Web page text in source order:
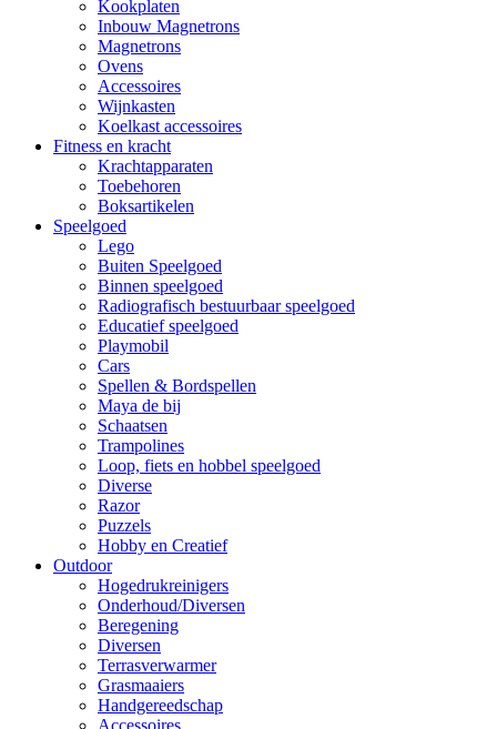
Kookplaten
Inbouw Magnetrons
Magnetrons
Ovens
Accessoires
Wijnkasten
Koelkast accessoires
Fitness en kracht
Krachtapparaten
Toebehoren
Boksartikelen
Speelgoed
Lego
Buiten Speelgoed
Binnen speelgoed
Radiografisch bestuurbaar speelgoed
Educatief speelgoed
Playmobil
Cars
Spellen & Bordspellen
Maya de bij
Schaatsen
Trampolines
Loop, fiets en hobbel speelgoed
Diverse
Razor
Puzzels
Hobby en Creatief
Outdoor
Hogedrukreinigers
Onderhoud/Diversen
Beregening
Diversen
Terrasverwarmer
Grasmaaiers
Handgereedschap
Accessoires